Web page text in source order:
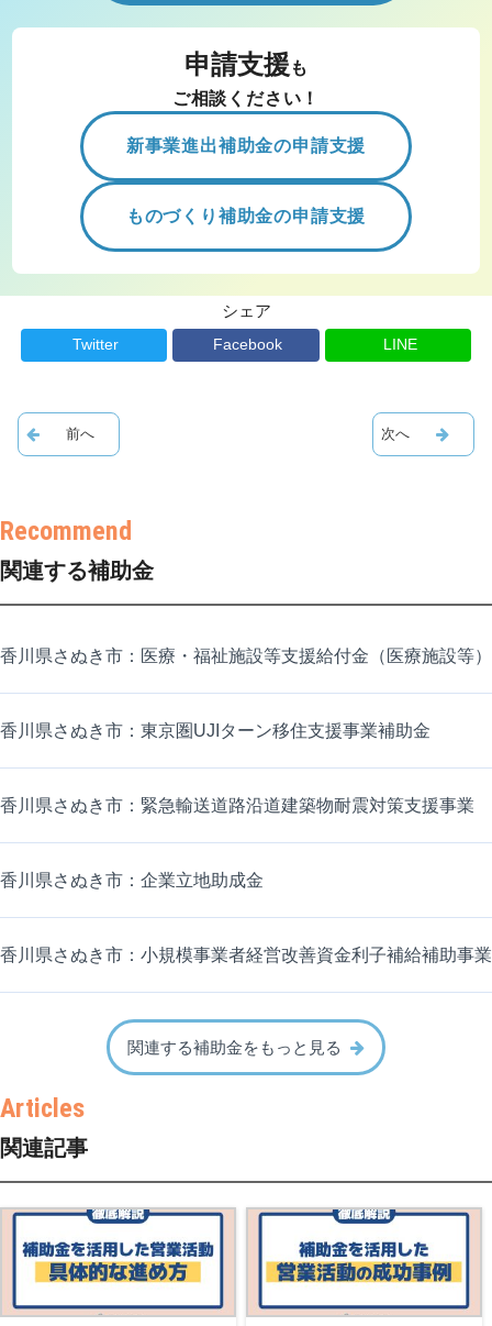
申請支援 も
ご相談ください！
新事業進出補助金の申請支援
ものづくり補助金の申請支援
シェア
Twitter Facebook LINE
関連する補助金
香川県さぬき市：医療・福祉施設等支援給付金（医療施設等）
香川県さぬき市：東京圏UJIターン移住支援事業補助金
香川県さぬき市：緊急輸送道路沿道建築物耐震対策支援事業
香川県さぬき市：企業立地助成金
香川県さぬき市：小規模事業者経営改善資金利子補給補助事業
関連する補助金をもっと見る
関連記事